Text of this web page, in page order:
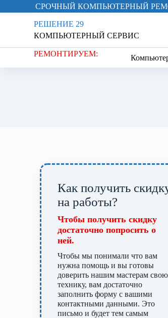
й
СРОЧНЫЙ КОМПЬЮТЕРНЫЙ
РЕШЕНИЕ 29
КОМПЬЮТЕРНЫЙ СЕРВИС
РЕМОНТИРУЕМ:
Как получить
на работы?
Чтобы получить скидку
достаточно попросить о
ней.
Чтобы мы понимали что вам
нужна помощь и вы готовы
доверить нашим мастерам свою
технику, вам достаточно
заполнить форму с вашими
контактными данными. Это
письмо и будет тем самым